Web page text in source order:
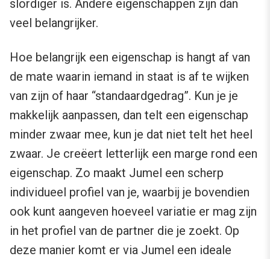
slordiger is. Andere eigenschappen zijn dan
veel belangrijker.
Hoe belangrijk een eigenschap is hangt af van
de mate waarin iemand in staat is af te wijken
van zijn of haar “standaardgedrag”. Kun je je
makkelijk aanpassen, dan telt een eigenschap
minder zwaar mee, kun je dat niet telt het heel
zwaar. Je creëert letterlijk een marge rond een
eigenschap. Zo maakt Jumel een scherp
individueel profiel van je, waarbij je bovendien
ook kunt aangeven hoeveel variatie er mag zijn
in het profiel van de partner die je zoekt. Op
deze manier komt er via Jumel een ideale